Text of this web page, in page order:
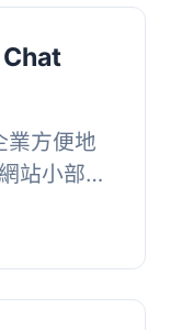
業方便地
站小部件
節，
的品牌